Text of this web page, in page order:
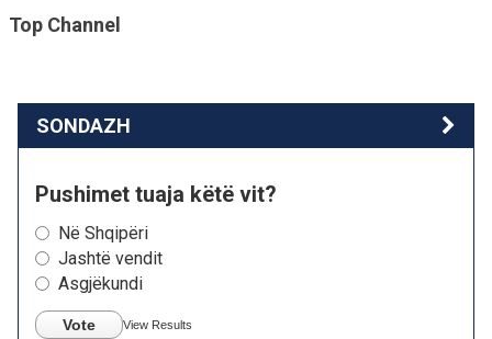
Top Channel
SONDAZH
Pushimet tuaja këtë vit?
Në Shqipëri
Jashtë vendit
Asgjëkundi
Vote View Results